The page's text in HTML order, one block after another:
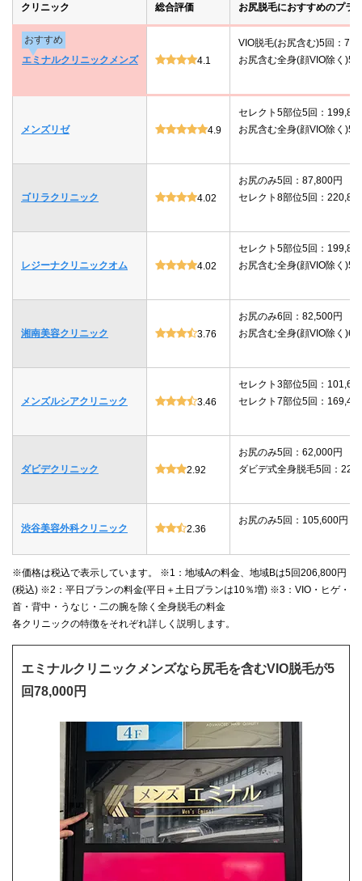
クリニック 総合評価 お尻脱毛におすすめのプラ
おすすめ
エミナルクリニックメンズ
4.1
VIO脱毛(お尻含む)5回：
お尻含む全身(顔VIO除く)5
メンズリゼ 4.9
セレクト5部位5回：
お尻含む全身(顔VIO除く)5
ゴリラクリニック 4.02
お尻のみ5回：87,800円
セレクト8部位5回：
レジーナクリニックオム 4.02
セレクト5部位5回：
お尻含む全身(顔VIO除く)5
湘南美容クリニック 3.76
お尻のみ6回：82,500円
お尻含む全身(顔VIO除く)6
メンズルシアクリニック 3.46
セレクト3部位5回：
セレクト7部位5回：
ダビデクリニック 2.92
お尻のみ5回：62,000円
ダビデ式全身脱毛5回：
渋谷美容外科クリニック 2.36
お尻のみ5回：105,600円
※価格は税込で表示しています。 ※1：地域Aの料金、地域Bは5回206,800円
(税込) ※2：平日プランの料金(平日＋土日プランは10％増) ※3：VIO・ヒゲ・
首・背中・うなじ・二の腕を除く全身脱毛の料金
各クリニックの特徴をそれぞれ詳しく説明します。
エミナルクリニックメンズなら尻毛を含むVIO脱毛が5
回78,000円